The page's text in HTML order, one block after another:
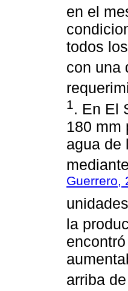
en el
todos
con una
1 . En El
180 mm
agua de
Guerrero,
la
arriba